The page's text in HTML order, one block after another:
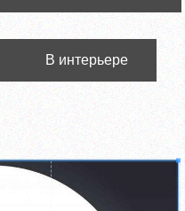
В интерьере